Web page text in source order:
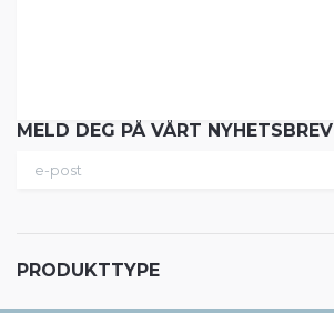
MELD DEG PÅ VÅRT NYHETSBREV
PRODUKTTYPE